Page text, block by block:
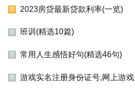
荐 2023房贷最新贷款利率(一览)
荐 班训(精选10篇)
荐 常用人生感悟好句(精选46句)
荐 游戏实名注册身份证号,网上游